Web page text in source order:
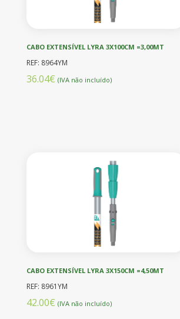
CABO EXTENSÍVEL LYRA 3X100CM =3,00MT
REF: 8964YM
36.04€ (IVA não incluído)
CABO EXTENSÍVEL LYRA 3X150CM =4,50MT
REF: 8961YM
42.00€ (IVA não incluído)